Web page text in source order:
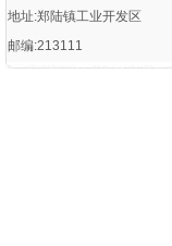
地址:郑陆镇工业开发区
邮编:213111